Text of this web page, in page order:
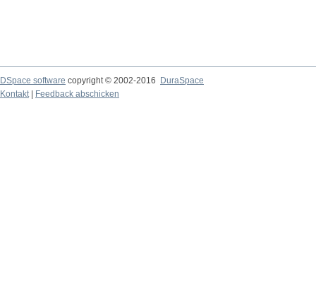
DSpace software copyright © 2002-2016
DuraSpace
Kontakt| Feedback abschicken